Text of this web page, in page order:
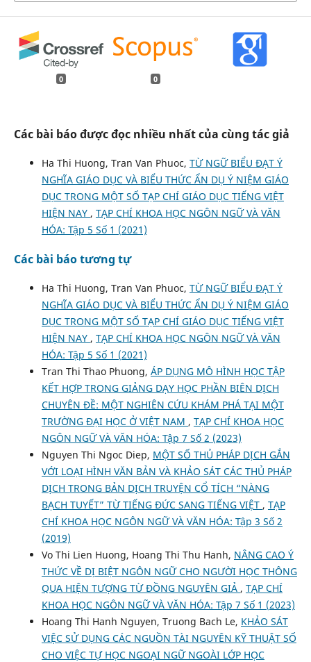
0 0
Các bài báo được đọc nhiều nhất của cùng tác giả
Ha Thi Huong, Tran Van Phuoc, TỪ NGỮ BIỂU ĐẠT Ý
NGHĨA GIÁO DỤC VÀ BIỂU THỨC ẨN DỤ Ý NIỆM GIÁO
DỤC TRONG MỘT SỐ TẠP CHÍ GIÁO DỤC TIẾNG VIỆT
HIỆN NAY , TẠP CHÍ KHOA HỌC NGÔN NGỮ VÀ VĂN
HÓA: Tập 5 Số 1 (2021)
Các bài báo tương tự
Ha Thi Huong, Tran Van Phuoc, TỪ NGỮ BIỂU ĐẠT Ý
NGHĨA GIÁO DỤC VÀ BIỂU THỨC ẨN DỤ Ý NIỆM GIÁO
DỤC TRONG MỘT SỐ TẠP CHÍ GIÁO DỤC TIẾNG VIỆT
HIỆN NAY , TẠP CHÍ KHOA HỌC NGÔN NGỮ VÀ VĂN
HÓA: Tập 5 Số 1 (2021)
Tran Thi Thao Phuong, ÁP DỤNG MÔ HÌNH HỌC TẬP
KẾT HỢP TRONG GIẢNG DẠY HỌC PHẦN BIÊN DỊCH
CHUYÊN ĐỀ: MỘT NGHIÊN CỨU KHÁM PHÁ TẠI MỘT
TRƯỜNG ĐẠI HỌC Ở VIỆT NAM , TẠP CHÍ KHOA HỌC
NGÔN NGỮ VÀ VĂN HÓA: Tập 7 Số 2 (2023)
Nguyen Thi Ngoc Diep, MỘT SỐ THỦ PHÁP DỊCH GẮN
VỚI LOẠI HÌNH VĂN BẢN VÀ KHẢO SÁT CÁC THỦ PHÁP
DỊCH TRONG BẢN DỊCH TRUYỆN CỔ TÍCH “NÀNG
BẠCH TUYẾT” TỪ TIẾNG ĐỨC SANG TIẾNG VIỆT , TẠP
CHÍ KHOA HỌC NGÔN NGỮ VÀ VĂN HÓA: Tập 3 Số 2
(2019)
Vo Thi Lien Huong, Hoang Thi Thu Hanh, NÂNG CAO Ý
THỨC VỀ DỊ BIỆT NGÔN NGỮ CHO NGƯỜI HỌC THÔNG
QUA HIỆN TƯỢNG TỪ ĐỒNG NGUYÊN GIẢ , TẠP CHÍ
KHOA HỌC NGÔN NGỮ VÀ VĂN HÓA: Tập 7 Số 1 (2023)
Hoang Thi Hanh Nguyen, Truong Bach Le, KHẢO SÁT
VIỆC SỬ DỤNG CÁC NGUỒN TÀI NGUYÊN KỸ THUẬT SỐ
CHO VIỆC TỰ HỌC NGOẠI NGỮ NGOÀI LỚP HỌC